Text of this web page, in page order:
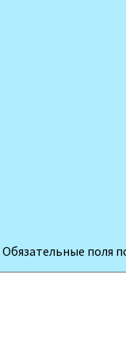
Обязательные поля